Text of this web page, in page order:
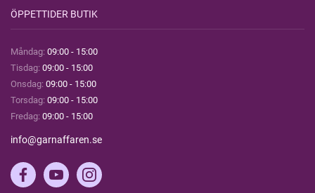
ÖPPETTIDER BUTIK
Måndag: 09:00 - 15:00
Tisdag: 09:00 - 15:00
Onsdag: 09:00 - 15:00
Torsdag: 09:00 - 15:00
Fredag: 09:00 - 15:00
info@garnaffaren.se